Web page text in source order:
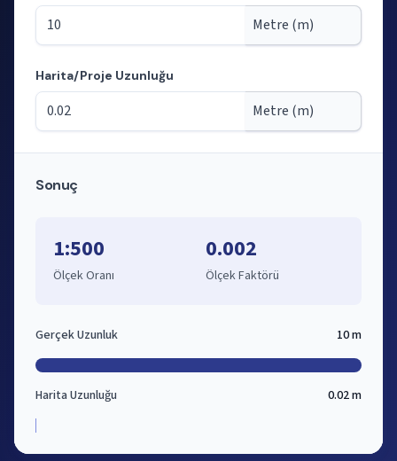
Mod: ölçekten uzunlukları hesaplama
Harita/Proje Uzunluğu
Sonuç
1:500
Ölçek Oranı
0.002
Ölçek Faktörü
Gerçek Uzunluk 10 m
Harita Uzunluğu 0.02 m